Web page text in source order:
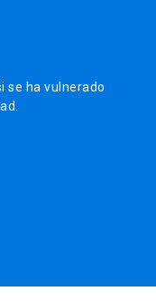
se ha vulnerado